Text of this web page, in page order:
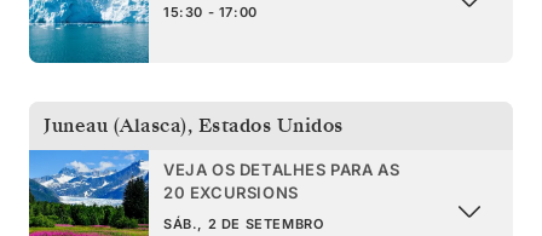
15:30 - 17:00
Juneau (Alasca), Estados Unidos
VEJA OS DETALHES PARA AS
20 EXCURSIONS
SÁB., 2 DE SETEMBRO